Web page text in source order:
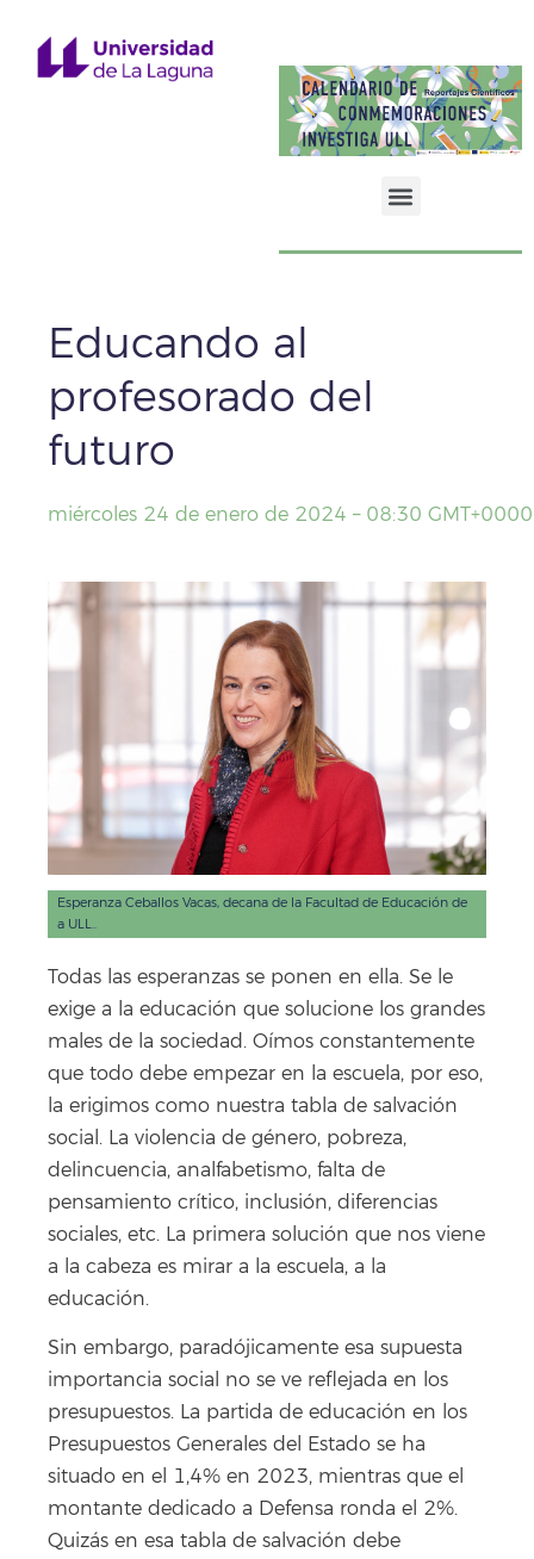
Educando al
profesorado del
futuro
miércoles 24 de enero de 2024 – 08:30 GMT+0000
Link
Esperanza Ceballos Vacas, decana de la Facultad de Educación de
a ULL..
Todas las esperanzas se ponen en ella. Se le
exige a la educación que solucione los grandes
males de la sociedad. Oímos constantemente
que todo debe empezar en la escuela, por eso,
la erigimos como nuestra tabla de salvación
social. La violencia de género, pobreza,
delincuencia, analfabetismo, falta de
pensamiento crítico, inclusión, diferencias
sociales, etc. La primera solución que nos viene
a la cabeza es mirar a la escuela, a la
educación.
Sin embargo, paradójicamente esa supuesta
importancia social no se ve reflejada en los
presupuestos. La partida de educación en los
Presupuestos Generales del Estado se ha
situado en el 1,4% en 2023, mientras que el
montante dedicado a Defensa ronda el 2%.
Quizás en esa tabla de salvación debe